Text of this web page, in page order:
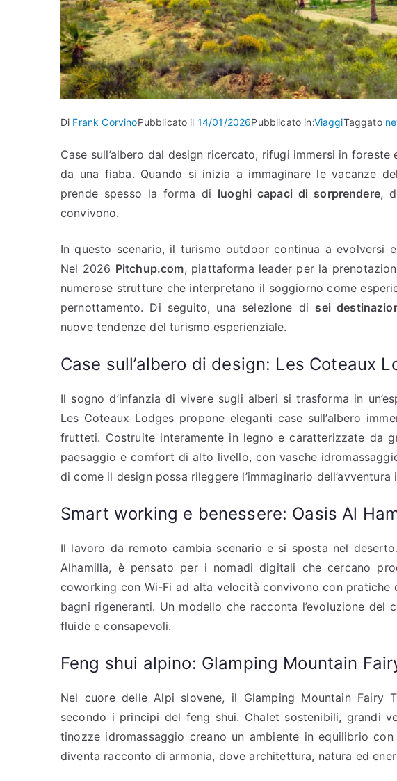
Di Frank CorvinoPubblicato il 14/01/2026Pubblicato in:ViaggiTaggato
Case sull’albero dal design ricercato, rifugi immersi in
da una fiaba. Quando si inizia a immaginare le vacanze
prende spesso la forma di luoghi capaci di sorprendere,
convivono.
In questo scenario, il turismo outdoor continua a evolversi
Nel 2026 Pitchup.com, piattaforma leader per la
numerose strutture che interpretano il soggiorno come
pernottamento. Di seguito, una selezione di sei
nuove tendenze del turismo esperienziale.
Case sull’albero di design: Les Coteaux
Il sogno d’infanzia di vivere sugli alberi si trasforma in
Les Coteaux Lodges propone eleganti case sull’albero
frutteti. Costruite interamente in legno e caratterizzate da
paesaggio e comfort di alto livello, con vasche
di come il design possa rileggere l’immaginario dell’avventura
Smart working e benessere: Oasis Al
Il lavoro da remoto cambia scenario e si sposta nel
Alhamilla, è pensato per i nomadi digitali che cercano
coworking con Wi-Fi ad alta velocità convivono con pratiche
bagni rigeneranti. Un modello che racconta l’evoluzione
fluide e consapevoli.
Feng shui alpino: Glamping Mountain
Nel cuore delle Alpi slovene, il Glamping Mountain Fairy
secondo i principi del feng shui. Chalet sostenibili, grandi
tinozze idromassaggio creano un ambiente in equilibrio
diventa racconto di armonia, dove architettura, natura ed